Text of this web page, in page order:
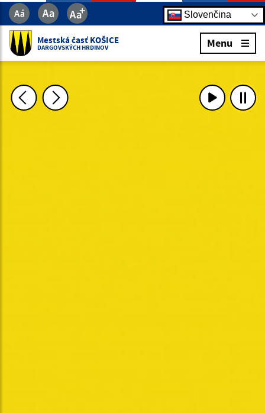
Slovenčina
Mestská časť KOŠICE
DARGOVSKÝCH HRDINOV Menu